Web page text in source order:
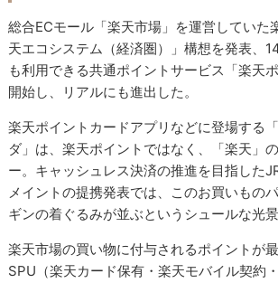
総合ECモール「楽天市場」を運営していた
天エコシステム（経済圏）」構想を発表、
も利用できる共通ポイントサービス「楽天
開始し、リアルにも進出した。
楽天ポイントカードアプリなどに登場する
ダ」は、楽天ポイントではなく、「楽天」
ー。キャッシュレス決済の推進を目指した
メイントの提携発表では、このお買いもの
ギンの着ぐるみが並ぶというシュールな光景
楽天市場の買い物に付与されるポイントが
SPU（楽天カード保有・楽天モバイル契約